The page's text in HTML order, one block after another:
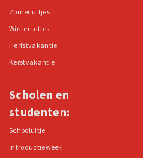
Zomer uitjes
Winter uitjes
Herfstvakantie
Kerstvakantie
Scholen en
studenten:
Schooluitje
Introductieweek